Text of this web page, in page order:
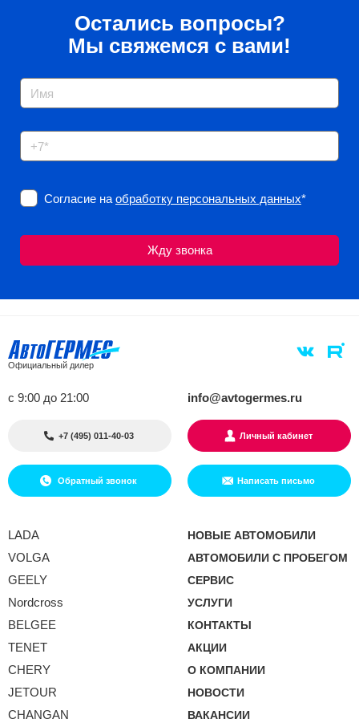
Остались вопросы?
Мы свяжемся с вами!
Согласие на обработку персональных данных*
Официальный дилер
с 9:00 до 21:00 info@avtogermes.ru
+7 (495) 011-40-03 Личный кабинет
Обратный звонок Написать письмо
LADA
VOLGA
GEELY
Nordcross
BELGEE
TENET
CHERY
JETOUR
CHANGAN
НОВЫЕ АВТОМОБИЛИ
АВТОМОБИЛИ С ПРОБЕГОМ
СЕРВИС
УСЛУГИ
КОНТАКТЫ
АКЦИИ
О КОМПАНИИ
НОВОСТИ
ВАКАНСИИ